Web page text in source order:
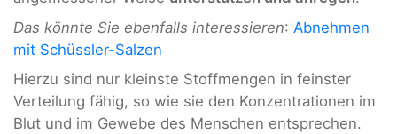
Das könnte Sie ebenfalls interessieren: Abnehmen
mit Schüssler-Salzen
Hierzu sind nur kleinste Stoffmengen in feinster
Verteilung fähig, so wie sie den Konzentrationen im
Blut und im Gewebe des Menschen entsprechen.